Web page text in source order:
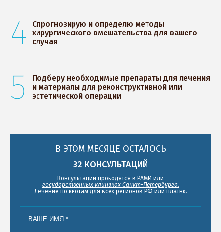
4
Спрогнозирую и определю методы
хирургического вмешательства для вашего
случая
5
Подберу необходимые препараты для лечения
и материалы для реконструктивной или
эстетической операции
В ЭТОМ МЕСЯЦЕ ОСТАЛОСЬ
32 КОНСУЛЬТАЦИЙ
Консультации проводятся в РАМИ или
государственных клиниках Санкт-Петербурга.
Лечение по квотам для всех регионов РФ или платно.